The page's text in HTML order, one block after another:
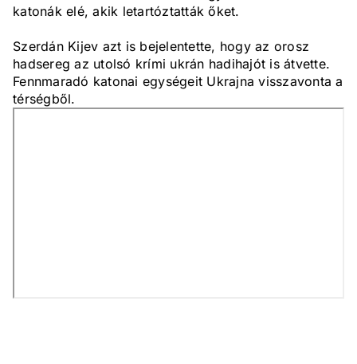
katonák elé, akik letartóztatták őket.
Szerdán Kijev azt is bejelentette, hogy az orosz
hadsereg az utolsó krími ukrán hadihajót is átvette.
Fennmaradó katonai egységeit Ukrajna visszavonta a
térségből.